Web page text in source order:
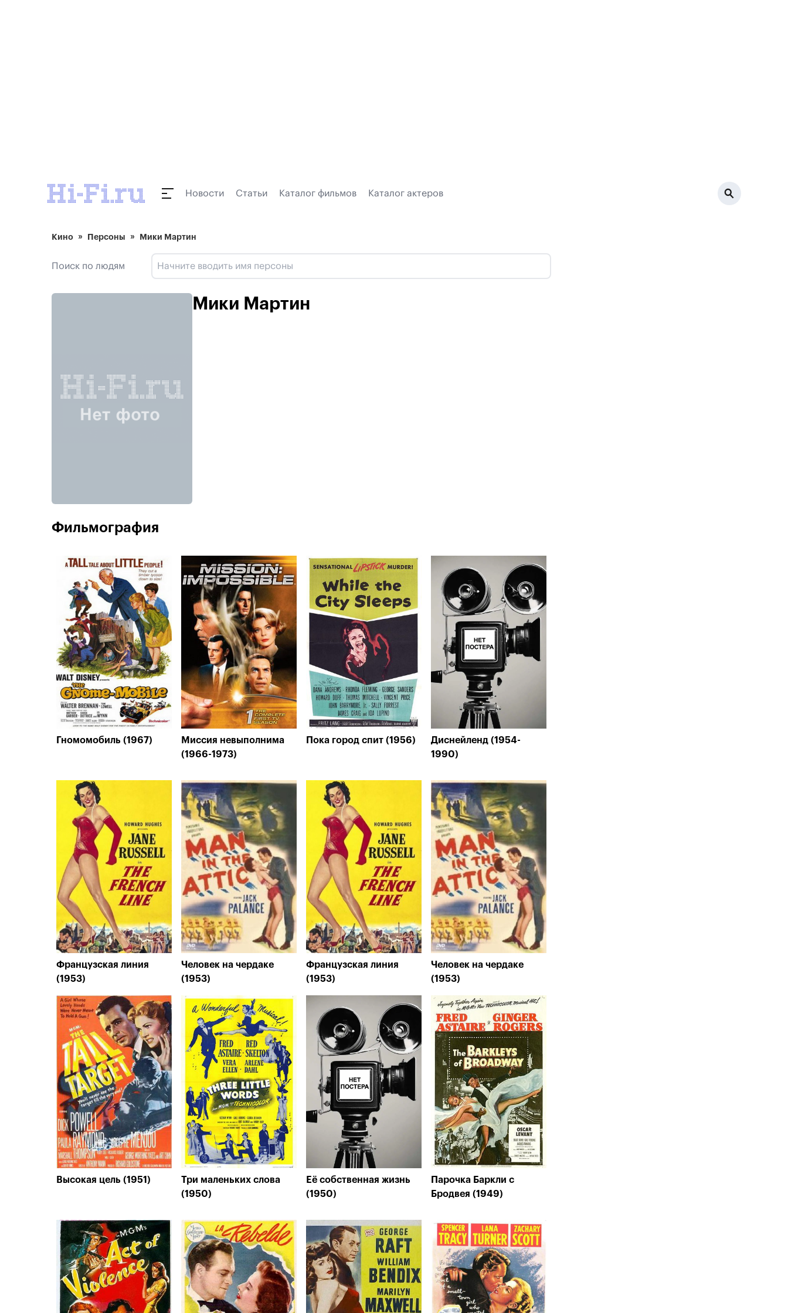
Новости Статьи Каталог фильмов Каталог актеров
Кино Персоны Мики Мартин
Поиск по людям
Мики Мартин
Фильмография
Гномомобиль (1967)
Миссия невыполнима
(1966-1973)
Пока город спит (1956)
Диснейленд (1954-
1990)
Французская линия
(1953)
Человек на чердаке
(1953)
Французская линия
(1953)
Человек на чердаке
(1953)
Высокая цель (1951)
Три маленьких слова
(1950)
Её собственная жизнь
(1950)
Парочка Баркли с
Бродвея (1949)